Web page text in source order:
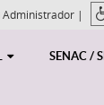
Administrador |
SENAC /